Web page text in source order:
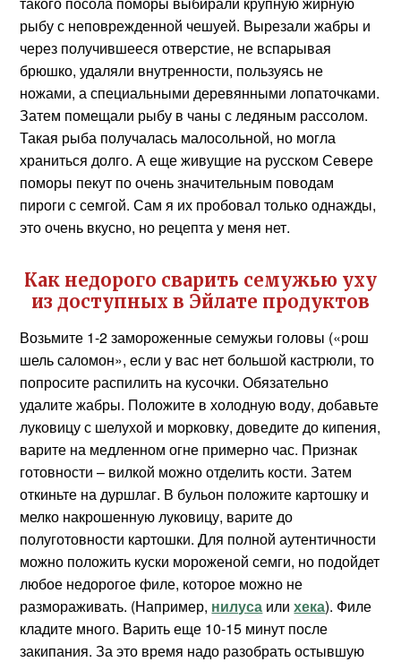
рыбу с неповрежденной чешуей. Вырезали жабры и
через получившееся отверстие, не вспарывая
брюшко, удаляли внутренности, пользуясь не
ножами, а специальными деревянными лопаточками.
Затем помещали рыбу в чаны с ледяным рассолом.
Такая рыба получалась малосольной, но могла
храниться долго. А еще живущие на русском Севере
поморы пекут по очень значительным поводам
пироги с семгой. Сам я их пробовал только однажды,
это очень вкусно, но рецепта у меня нет.
Как недорого сварить семужью уху
из доступных в Эйлате продуктов
Возьмите 1-2 замороженные семужьи головы («рош
шель саломон», если у вас нет большой кастрюли, то
попросите распилить на кусочки. Обязательно
удалите жабры. Положите в холодную воду, добавьте
луковицу с шелухой и морковку, доведите до кипения,
варите на медленном огне примерно час. Признак
готовности – вилкой можно отделить кости. Затем
откиньте на дуршлаг. В бульон положите картошку и
мелко накрошенную луковицу, варите до
полуготовности картошки. Для полной аутентичности
можно положить куски мороженой семги, но подойдет
любое недорогое филе, которое можно не
размораживать. (Например, нилуса илихека). Филе
кладите много. Варить еще 10-15 минут после
закипания. За это время надо разобрать остывшую